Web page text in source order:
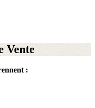
Vente
: